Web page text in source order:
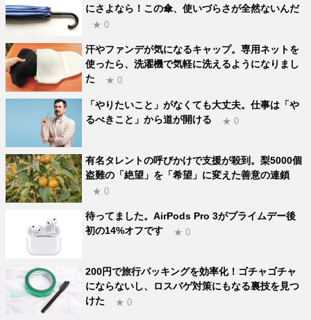
にさよなら！この傘、使いづらさが全然ないんだ
★ 0
汗やファンデが気になるキャップ。専用ネットを
使ったら、洗濯機で気軽に洗えるようになりまし
た
★ 0
「やりたいこと」がなくても大丈夫。仕事は「や
るべきこと」から道が開ける
★ 0
有名タレントの呼びかけで支援が殺到。梨5000個
盗難の「絶望」を「希望」に変えた善意の連鎖
★ 0
待ってました。AirPods Pro 3がプライムデー後
初の14%オフです
★ 0
200円で旅行パッキングを効率化！ゴチャゴチャ
にならないし、ロスバゲ対策にもなる裏技を見つ
けた
★ 0